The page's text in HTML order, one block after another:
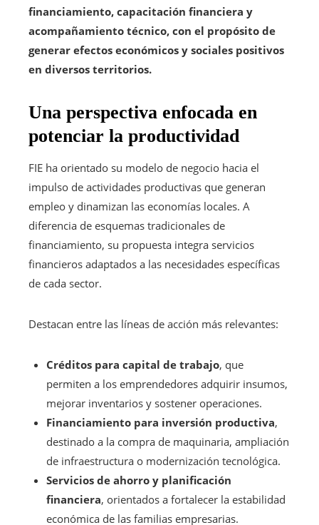
financiamiento, capacitación financiera y
acompañamiento técnico, con el propósito de
generar efectos económicos y sociales positivos
en diversos territorios.
Una perspectiva enfocada en
potenciar la productividad
FIE ha orientado su modelo de negocio hacia el
impulso de actividades productivas que generan
empleo y dinamizan las economías locales. A
diferencia de esquemas tradicionales de
financiamiento, su propuesta integra servicios
financieros adaptados a las necesidades específicas
de cada sector.
Destacan entre las líneas de acción más relevantes:
Créditos para capital de trabajo, que
permiten a los emprendedores adquirir insumos,
mejorar inventarios y sostener operaciones.
Financiamiento para inversión productiva,
destinado a la compra de maquinaria, ampliación
de infraestructura o modernización tecnológica.
Servicios de ahorro y planificación
financiera, orientados a fortalecer la estabilidad
económica de las familias empresarias.